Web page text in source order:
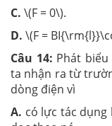
C. \(F = 0\).
D. \(F =
Câu 14: Phát
ta nhận ra từ
dòng điện vì
A. có lực tác